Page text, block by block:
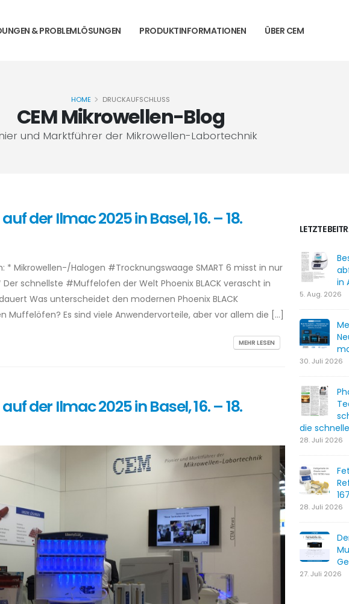
& PROBLEMLÖSUNGEN PRODUKTINFORMATIONEN ÜBER CEM
CEM Mikrowellen-Blog
und Marktführer der Mikrowellen-Labortechnik
HOME DRUCKAUFSCHLUSS
LETZTE
in
5. Aug. 2026
30. Juli 2026
die
28. Juli 2026
28. Juli 2026
27. Juli 2026
der Ilmac 2025 in Basel, 16. – 18.
Mikrowellen-/Halogen #Trocknungswaage SMART 6 misst in nur
schnellste #Muffelofen der Welt Phoenix BLACK verascht in
Was unterscheidet den modernen Phoenix BLACK
Muffelöfen? Es sind viele Anwendervorteile, aber vor allem die […]
MEHR LESEN
der Ilmac 2025 in Basel, 16. – 18.